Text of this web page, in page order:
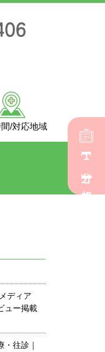
/対応地域
【1分】
ご相談
ディア
ュー掲載
・往診｜